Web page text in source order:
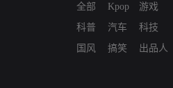
全部
科普
国风
Kpop
汽车
搞笑
游戏
科技
出品人